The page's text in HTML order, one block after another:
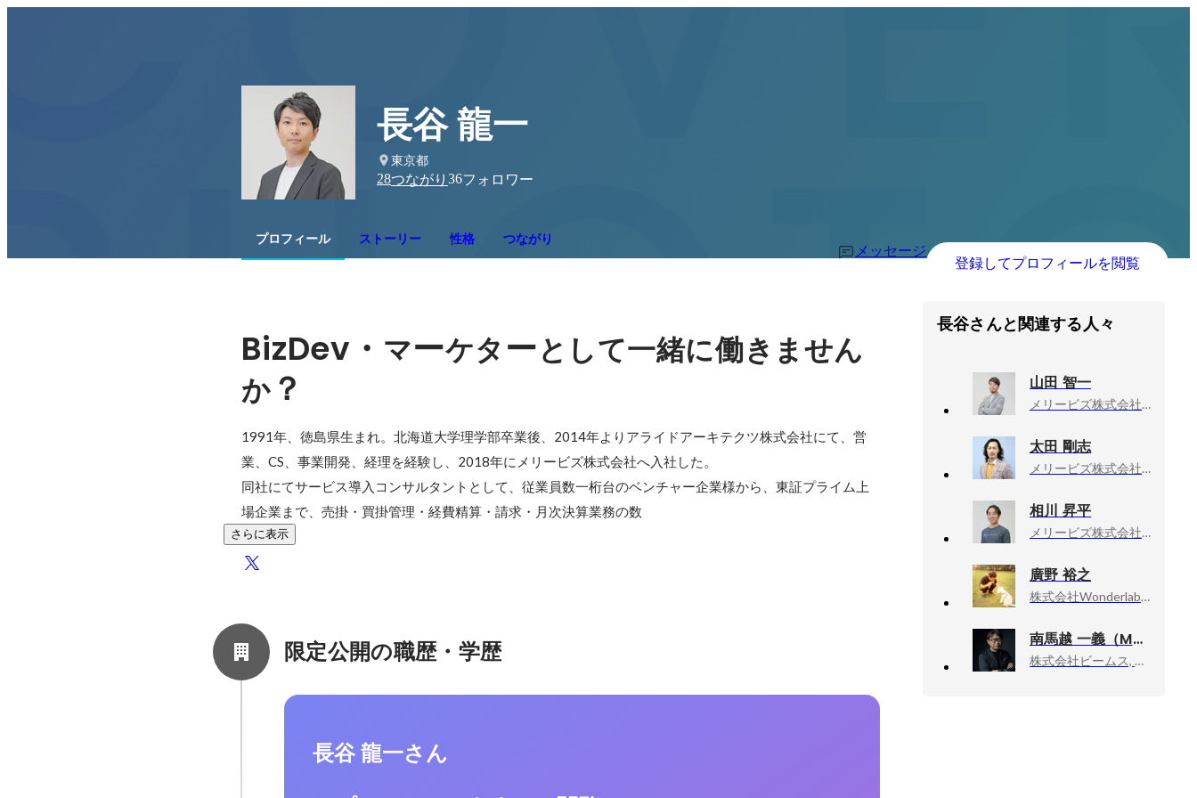
長谷 龍一
東京都
28つながり 36フォロワー
プロフィール ストーリー 性格 つながり
メッセージ
登録してプロフィールを閲覧
BizDev・ マーケタ ーとして一緒に働きません
か ？
1991年、徳島県生まれ。北海道大学理学部卒業後、2014年よりアライドアーキテクツ株式会社にて、営
業、CS、事業開発、経理を経験し、2018年にメリービズ株式会社へ入社した。
同社にてサービス導入コンサルタントとして、従業員数一桁台のベンチャー企業様から、東証プライム上
場企業まで、売掛・買掛管理・経費精算・請求・月次決算業務の数
さらに表示
限定公開の職歴・学歴
長谷 龍一さん
長谷さんと関連する人々
山田 智一
メリービズ株式会社, CS & オペレーションマネジメント
太田 剛志
メリービズ株式会社, 取締役
相川 昇平
メリービズ株式会社, CS&オペレーションマネジメント
廣野 裕之
株式会社Wonderlabo, 代表取締役
南馬越 一義（MAGO）
株式会社ビームス, ディレクターズルーム エグゼクティブディレクター